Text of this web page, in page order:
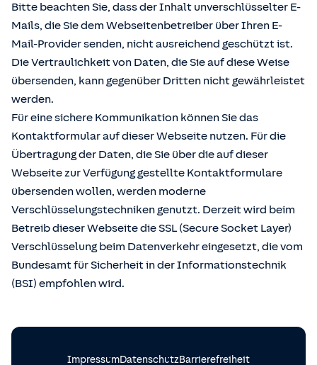
Bitte beachten Sie, dass der Inhalt unverschlüsselter E-
Mails, die Sie dem Webseitenbetreiber über Ihren E-
Mail-Provider senden, nicht ausreichend geschützt ist.
Die Vertraulichkeit von Daten, die Sie auf diese Weise
übersenden, kann gegenüber Dritten nicht gewährleistet
werden.
Für eine sichere Kommunikation können Sie das
Kontaktformular auf dieser Webseite nutzen. Für die
Übertragung der Daten, die Sie über die auf dieser
Webseite zur Verfügung gestellte Kontaktformulare
übersenden wollen, werden moderne
Verschlüsselungstechniken genutzt. Derzeit wird beim
Betreib dieser Webseite die SSL (Secure Socket Layer)
Verschlüsselung beim Datenverkehr eingesetzt, die vom
Bundesamt für Sicherheit in der Informationstechnik
(BSI) empfohlen wird.
ImpressumDatenschutzBarrierefreiheit